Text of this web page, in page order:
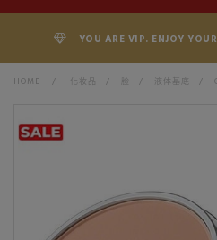
YOU ARE VIP. ENJOY
HOME > 化妆品 > 脸 > 液体基底 >